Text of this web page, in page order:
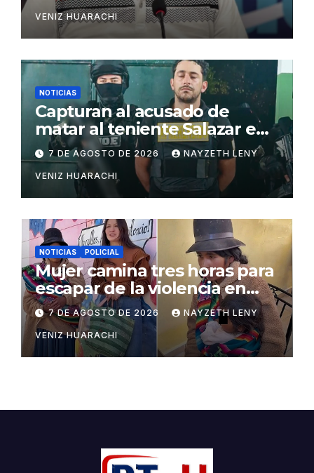
VENIZ HUARACHI
NOTICIAS
Capturan al acusado de
matar al teniente Salazar en
San Matías
7 DE AGOSTO DE 2026 NAYZETH LENY
VENIZ HUARACHI
NOTICIAS POLICIAL
Mujer camina tres horas para
escapar de la violencia en
Potosí
7 DE AGOSTO DE 2026 NAYZETH LENY
VENIZ HUARACHI